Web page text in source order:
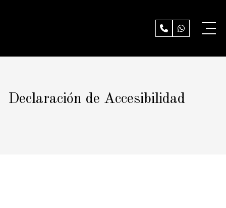
Declaración de Accesibilidad